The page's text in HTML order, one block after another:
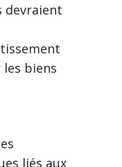
devraient
biens
liés aux